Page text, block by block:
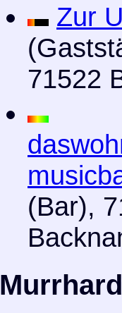
Zur
71522
(Bar),